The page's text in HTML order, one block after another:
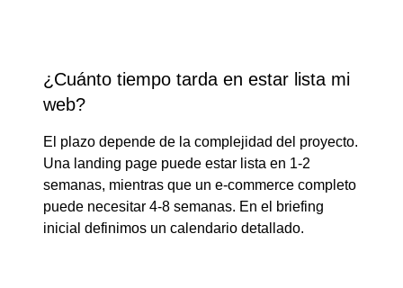
¿Cuánto tiempo tarda en estar lista mi
web?
El plazo depende de la complejidad del proyecto.
Una landing page puede estar lista en 1-2
semanas, mientras que un e-commerce completo
puede necesitar 4-8 semanas. En el briefing
inicial definimos un calendario detallado.